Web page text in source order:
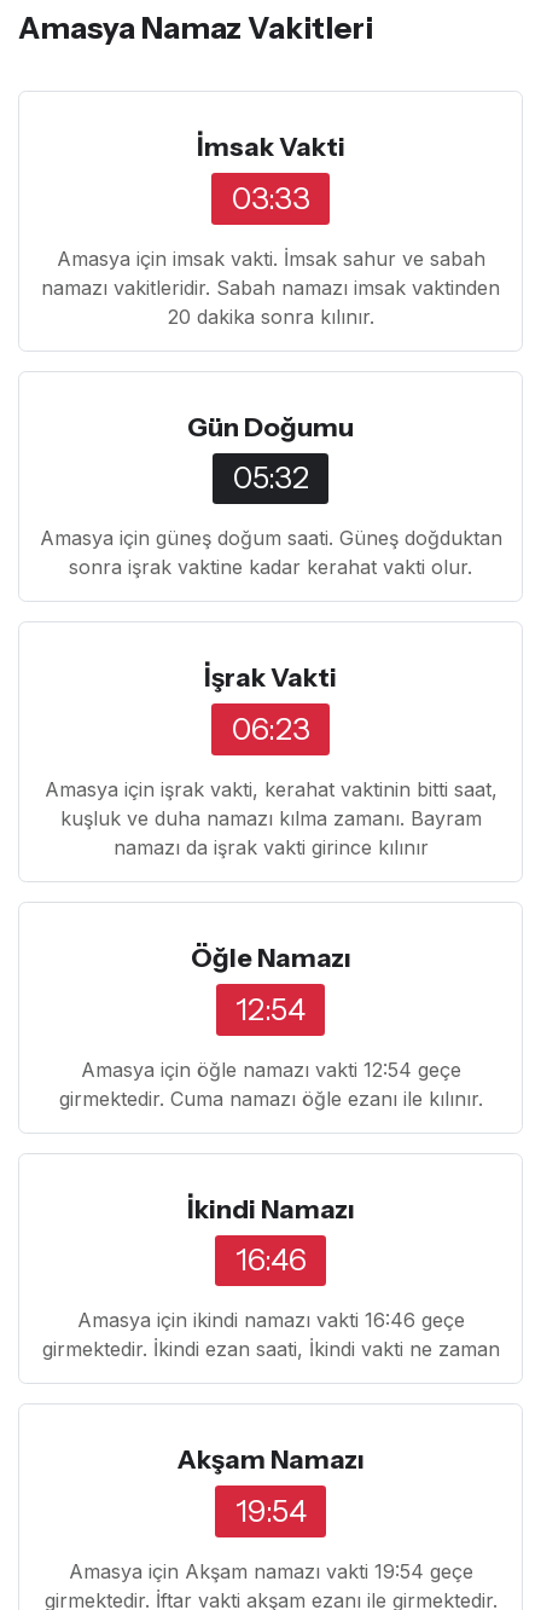
Amasya Namaz Vakitleri
İmsak Vakti
03:33
Amasya için imsak vakti. İmsak sahur ve sabah
namazı vakitleridir. Sabah namazı imsak vaktinden
20 dakika sonra kılınır.
Gün Doğumu
05:32
Amasya için güneş doğum saati. Güneş doğduktan
sonra işrak vaktine kadar kerahat vakti olur.
İşrak Vakti
06:23
Amasya için işrak vakti, kerahat vaktinin bitti saat,
kuşluk ve duha namazı kılma zamanı. Bayram
namazı da işrak vakti girince kılınır
Öğle Namazı
12:54
Amasya için öğle namazı vakti 12:54 geçe
girmektedir. Cuma namazı öğle ezanı ile kılınır.
İkindi Namazı
16:46
Amasya için ikindi namazı vakti 16:46 geçe
girmektedir. İkindi ezan saati, İkindi vakti ne zaman
Akşam Namazı
19:54
Amasya için Akşam namazı vakti 19:54 geçe
girmektedir. İftar vakti akşam ezanı ile girmektedir.